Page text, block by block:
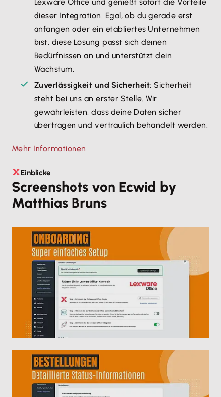
Lexware Office und genießt sofort die Vorteile
dieser Integration. Egal, ob du gerade erst
anfangen oder ein etabliertes Unternehmen
bist, diese Lösung passt sich deinen
Bedürfnissen an und unterstützt dein
Wachstum.
Zuverlässigkeit und Sicherheit: Sicherheit
steht bei uns an erster Stelle. Wir
gewährleisten, dass deine Daten sicher
übertragen und vertraulich behandelt werden.
Mehr Informationen
Einblicke
Screenshots von Ecwid by
Matthias Bruns